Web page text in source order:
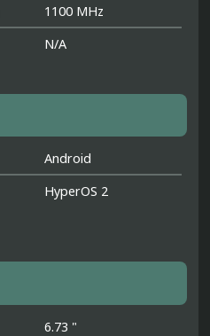
1100 MHz
N/A
Android
HyperOS 2
6.73 "